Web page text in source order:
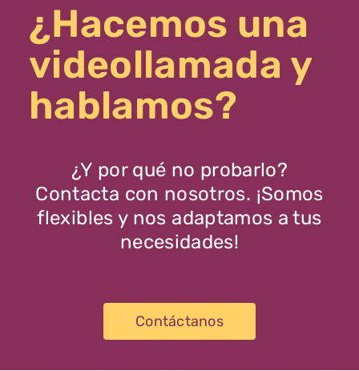
¿Hacemos una
videollamada y
hablamos?
¿Y por qué no probarlo?
Contacta con nosotros. ¡Somos
flexibles y nos adaptamos a tus
necesidades!
Contáctanos